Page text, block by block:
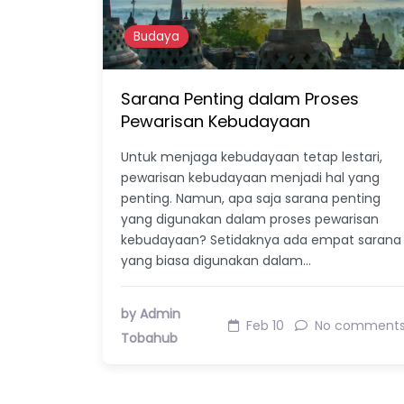
Budaya
Sarana Penting dalam Proses
Pewarisan Kebudayaan
Untuk menjaga kebudayaan tetap lestari,
pewarisan kebudayaan menjadi hal yang
penting. Namun, apa saja sarana penting
yang digunakan dalam proses pewarisan
kebudayaan? Setidaknya ada empat sarana
yang biasa digunakan dalam…
by Admin
Tobahub
Feb 10 No